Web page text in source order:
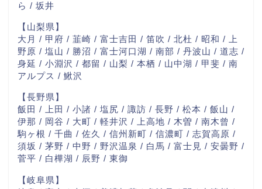
ら / 坂井
【山梨県】
大月 / 甲府 / 韮崎 / 富士吉田 / 笛吹 / 北杜 / 昭和 / 上
野原 / 塩山 / 勝沼 / 富士河口湖 / 南部 / 丹波山 / 道志 /
身延 / 小淵沢 / 都留 / 山梨 / 本栖 / 山中湖 / 甲斐 / 南
アルプス / 鰍沢
【長野県】
飯田 / 上田 / 小諸 / 塩尻 / 諏訪 / 長野 / 松本 / 飯山 /
伊那 / 岡谷 / 大町 / 軽井沢 / 上高地 / 木曽 / 南木曾 /
駒ヶ根 / 千曲 / 佐久 / 信州新町 / 信濃町 / 志賀高原 /
須坂 / 茅野 / 中野 / 野沢温泉 / 白馬 / 富士見 / 安曇野 /
菅平 / 白樺湖 / 辰野 / 東御
【岐阜県】